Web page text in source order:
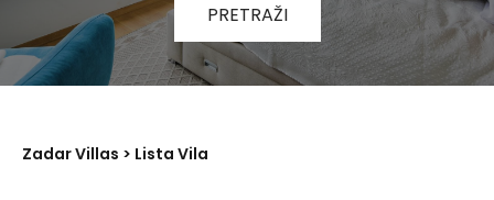
PRETRAŽI
Zadar Villas > Lista Vila